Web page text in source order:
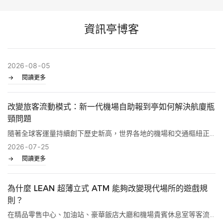
資訊亭博客
2026 08 05
閱讀更多
改變旅客流動模式：新一代機場自助報到亭如何解決航廈瓶
頸問題
隨著全球客運量持續創下歷史新高，世界各地的機場和交通樞紐正
面臨一個嚴峻的挑戰：如何在不擴大航站樓面積或大幅增加人員成
本的情況下，快速安全地處理數百萬旅客。
瓶頸幾乎總是始於櫃檯。辦理登機手續、身份驗證和文件檢查的長
隊會降低乘客滿意度，並導致代價高昂的航班延誤。
為了解決這個問題， Lean Kiosk System (LKS)設計了LKS 機場自
助報到亭（型號：LKS-1722239083997626） — 這是一款企業
2026 07 25
閱讀更多
為什麼 LEAN 超薄立式 ATM 能夠改變現代場所的遊戲規
則？
在精品零售中心、加油站、豪華飯店大廳和機場貴賓休息室等客流